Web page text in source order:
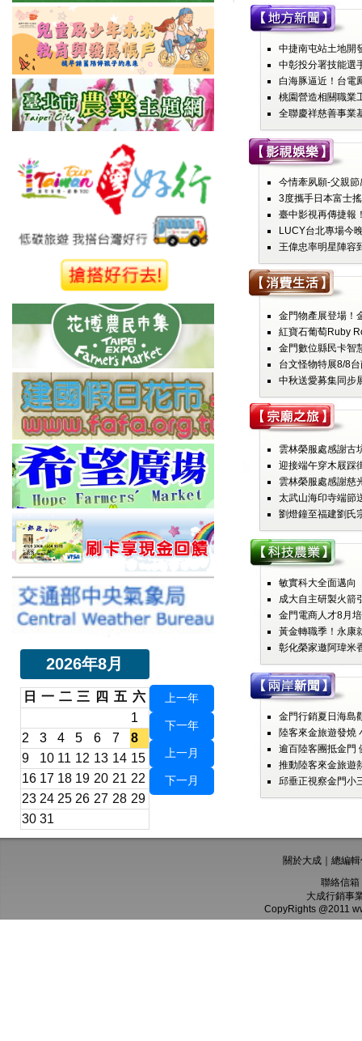
2026年8月
日 一 二 三 四 五 六
1
2
3 4 5 6 7
8
9
10 11 12 13 14 15
16 17 18 19 20 21 22
23 24 25 26 27 28 29
30 31
上一年
下一年
上一月
下一月
中捷南屯站土地開
中彰投分署技能選
白海豚逼近！台電
桃園營造相關職
全聯慶祥慈善事
今情牽夙願-父親
3度攜手日本富士
臺中影視再傳捷報
LUCY台北專場今
王偉忠率明星陣容
金門物產展登場！
紅寶石葡萄Ruby
金門數位縣民卡智
台文怪物特展8/8
中秋送愛募集同
雲林榮服處感謝古
迎接端午穿木屐踩
雲林榮服處感謝慈
太武山海印寺端節
劉燈鐘至福建劉氏
敏實科大全面邁向
成大自主研製火箭
金門電商人才8月
黃金轉職季！永康
彰化榮家邀阿瑋米
金門行銷夏日海島
陸客來金旅遊發燒
逾百陸客團抵金門
推動陸客來金旅遊
邱垂正視察金門小